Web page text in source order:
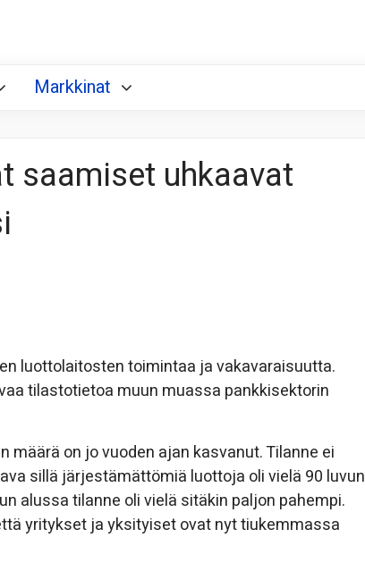
Markkinat
saamiset uhkaavat
luottolaitosten toimintaa ja vakavaraisuutta.
tilastotietoa muun muassa pankkisektorin
on jo vuoden ajan kasvanut. Tilanne ei
sillä järjestämättömiä luottoja oli vielä 90 luvun
alussa tilanne oli vielä sitäkin paljon pahempi.
yritykset ja yksityiset ovat nyt tiukemmassa